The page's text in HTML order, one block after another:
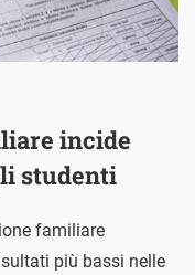
incide
studenti
familiare
più bassi nelle